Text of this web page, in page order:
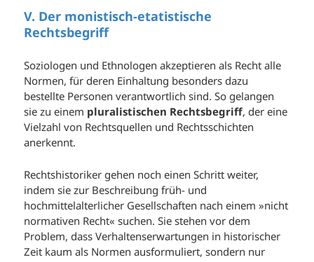
V. Der monistisch-etatistische
Rechtsbegriff
Soziologen und Ethnologen akzeptieren als Recht alle
Normen, für deren Einhaltung besonders dazu
bestellte Personen verantwortlich sind. So gelangen
sie zu einem pluralistischen Rechtsbegriff, der eine
Vielzahl von Rechtsquellen und Rechtsschichten
anerkennt.
Rechtshistoriker gehen noch einen Schritt weiter,
indem sie zur Beschreibung früh- und
hochmittelalterlicher Gesellschaften nach einem »nicht
normativen Recht« suchen. Sie stehen vor dem
Problem, dass Verhaltenserwartungen in historischer
Zeit kaum als Normen ausformuliert, sondern nur